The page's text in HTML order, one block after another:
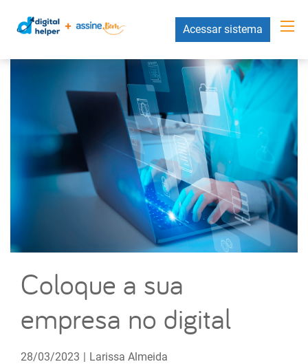
Acessar sistema
Coloque a sua
empresa no digital
28/03/2023 | Larissa Almeida